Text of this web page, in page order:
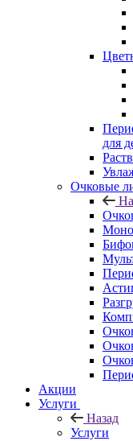
для
Очковые
Акции
Услуги
Назад
Услуги